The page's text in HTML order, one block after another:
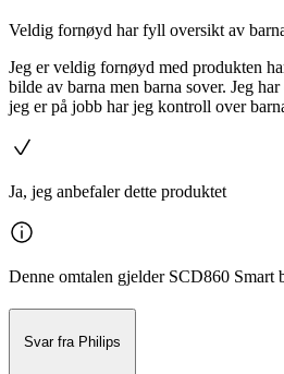
Veldig fornøyd har fyll oversikt av
Jeg er veldig fornøyd med produkten
bilde av barna men barna sover. Jeg
jeg er på jobb har jeg kontroll over
Ja, jeg anbefaler dette produktet
Denne omtalen gjelder SCD860 Smart
Svar fra Philips